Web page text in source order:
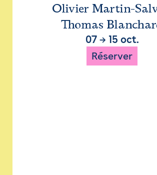
Olivier Martin-
Thomas
07→ 15 oct.
Réserver